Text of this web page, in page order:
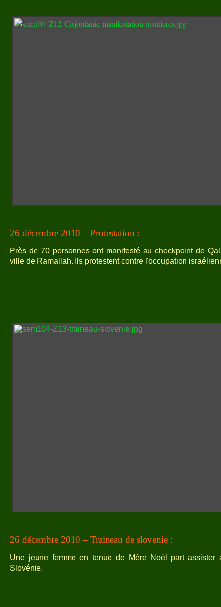
26 décembre 2010 – Protestation :
Près de 70 personnes ont manifesté au checkpoint de
ville de Ramallah. Ils protestent contre l'occupation
26 décembre 2010 – Traineau de slovenie :
Une jeune femme en tenue de Mère Noël part
Slovénie.